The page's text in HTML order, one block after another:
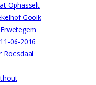
Ophasselt
Gooik
06-2016
Roosdaal